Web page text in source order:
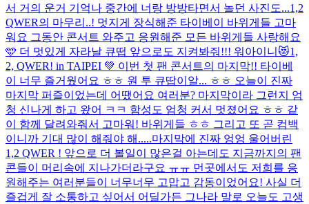
서 거의 운거 기억나 중간에 너랑 방방타면서 놀던 사진도...1,2
QWER의 마무리..! 멋지게 장식해준 타이베이 바위게들 고마
워요 그동안 콘서트 와주고 응원해준 모든 바위게들 사랑해요
🩵 더 멋있게 자라날 큐떱 앞으로도 지켜봐줘!!! 워아이니😻1,
2, QWER! in TAIPEI 💚 이번 첫 팬 콘서트의 마지막!! 타이베
이 너무 즐거웠어요 ㅎㅎ 원 투 큐땁이알... ㅎㅎ 오늘이 진짜
마지막 퍼즐이었는데 어땠어요 여러분? 마지막이라 그런지 엄
청 신나게 하고 왔어 ㅋㅋ 함성도 엄청 커서 멋졌어요 ㅎㅎ 같
이 함께 달려와줘서 고마워! 바위게들 ㅎㅎ 그리고 또 곧 컴백
이니까 기대 많이 해줘야 해.....마지막에 진짜 엉엉 울어버린
1,2 QWER ! 앞으로 더 볼일이 많은걸 아는데도 지금까지의 팬
콘들이 머리속에 지나가더라구요 ㅠㅠ 먼곳에서도 저희를 응
원해주는 여러분들이 너무너무 고맙고 감동이었어요! 사실 더
즐겁게 잘 소통하고 싶어서 어딜가든 그나라 말로 오늘도 고생